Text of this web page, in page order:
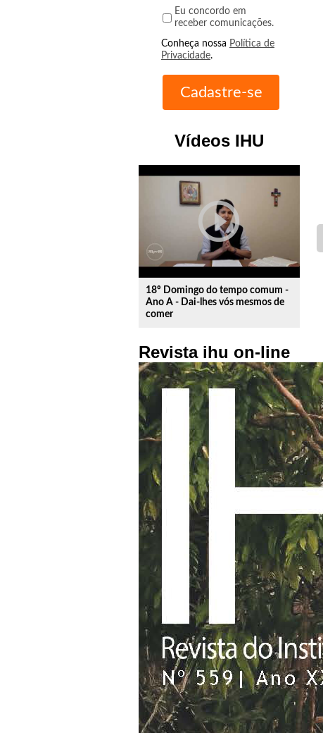
Eu concordo em
receber comunicações.
Conheça nossa Política de
Privacidade.
Vídeos IHU
play_circle_outline
18º Domingo do tempo comum -
Ano A - Dai-lhes vós mesmos de
comer
Revista ihu on-line